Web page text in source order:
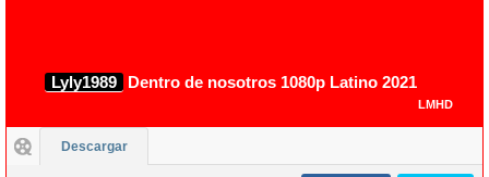
Lyly1989 Dentro de nosotros 1080p Latino 2021
LMHD
Descargar